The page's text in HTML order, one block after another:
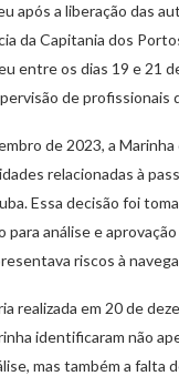
após a liberação das
da Capitania dos
entre os dias 19 e 21
de profissionais
de 2023, a Marinha
relacionadas à
Essa decisão foi
para análise e
riscos à
realizada em 20 de
identificaram não
mas também a falta